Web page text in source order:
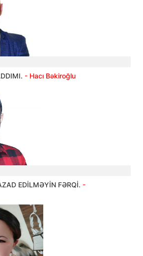
- Hacı Bəkiroğlu
EDİLMƏYİN FƏRQİ. -